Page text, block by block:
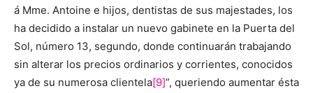
á Mme. Antoine e hijos, dentistas de sus majestades, los
ha decidido a instalar un nuevo gabinete en la Puerta del
Sol, número 13, segundo, donde continuarán trabajando
sin alterar los precios ordinarios y corrientes, conocidos
ya de su numerosa clientela[9]”, queriendo aumentar ésta